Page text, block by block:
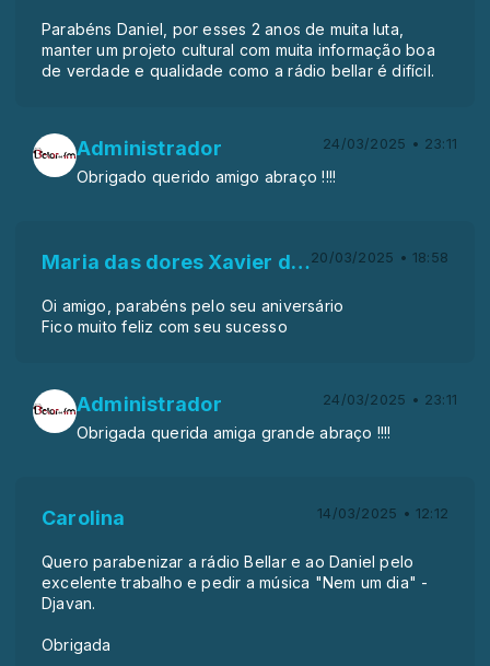
Parabéns Daniel, por esses 2 anos de muita luta,
manter um projeto cultural com muita informação boa
de verdade e qualidade como a rádio bellar é difícil.
Administrador 24/03/2025 • 23:11
Obrigado querido amigo abraço !!!!
Maria das dores Xavier de macedo20/03/2025 • 18:58
Oi amigo, parabéns pelo seu aniversário
Fico muito feliz com seu sucesso
Administrador 24/03/2025 • 23:11
Obrigada querida amiga grande abraço !!!!
Carolina 14/03/2025 • 12:12
Quero parabenizar a rádio Bellar e ao Daniel pelo
excelente trabalho e pedir a música "Nem um dia" -
Djavan.
Obrigada